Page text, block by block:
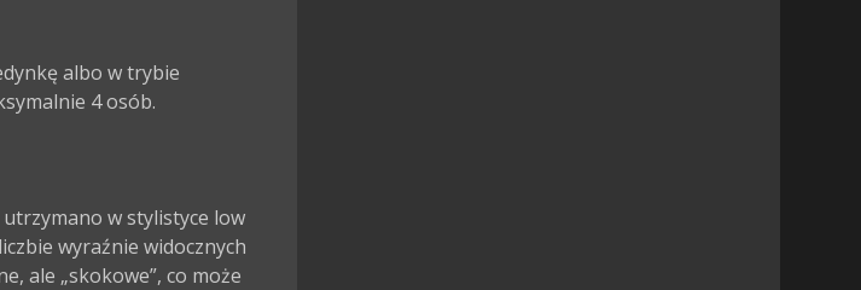
albo w trybie
4 osób.
w stylistyce low
wyraźnie widocznych
ale „skokowe”, co może